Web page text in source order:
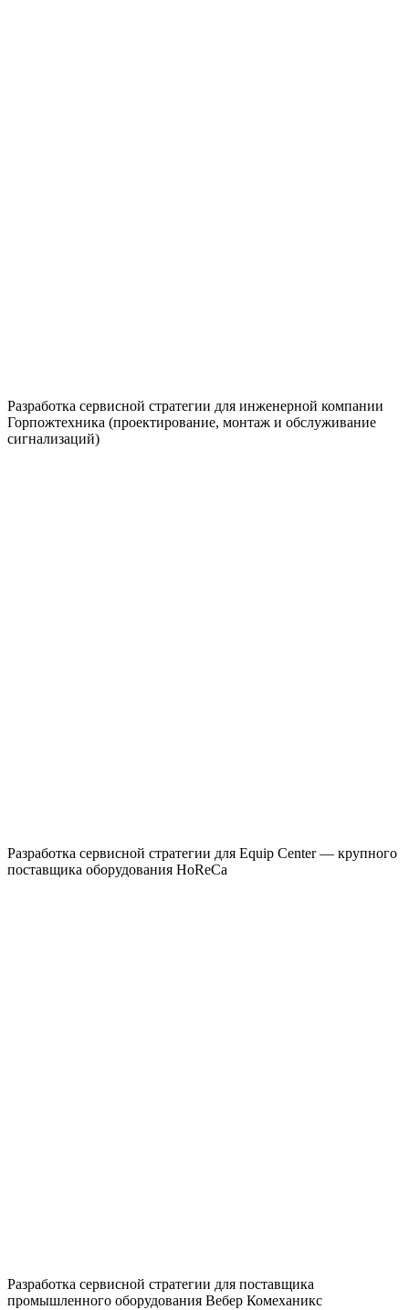
Разработка сервисной стратегии для инженерной компании
Горпожтехника (проектирование, монтаж и обслуживание
сигнализаций)
Разработка сервисной стратегии для Equip Center — крупного
поставщика оборудования HoReCa
Разработка сервисной стратегии для поставщика
промышленного оборудования Вебер Комеханикс